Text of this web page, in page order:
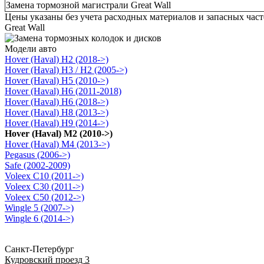
Замена тормозной магистрали Great Wall
Цены указаны без учета расходных материалов и запасных
Great Wall
Модели авто
Hover (Haval) H2 (2018->)
Hover (Haval) H3 / H2 (2005->)
Hover (Haval) H5 (2010->)
Hover (Haval) H6 (2011-2018)
Hover (Haval) H6 (2018->)
Hover (Haval) H8 (2013->)
Hover (Haval) H9 (2014->)
Hover (Haval) M2 (2010->)
Hover (Haval) M4 (2013->)
Pegasus (2006->)
Safe (2002-2009)
Voleex C10 (2011->)
Voleex C30 (2011->)
Voleex C50 (2012->)
Wingle 5 (2007->)
Wingle 6 (2014->)
Санкт-Петербург
Кудровский проезд 3